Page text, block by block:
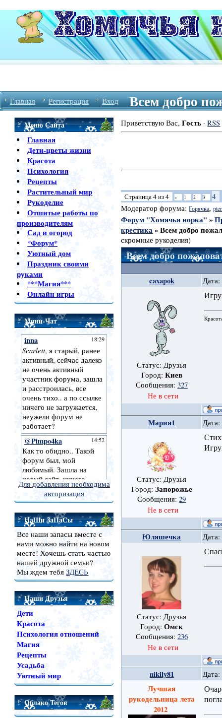
Главная Регистрация Вход Всем добро
Меню Сайта
Главная
Дети-цветы жизни
Красота
Психология
Рецепты
Растительный мир
Рукоделие
Отшитые работы по
производителям
Сад и огород
*Форум*
Уютный дом
Праздник своими
руками
***Магия***
Онлайн игры
Мини-Чат
Для добавления необходима
авторизация
НаШи ЗаПаСы
Все наши запасы вместе с
нами можно найти на новом
месте! Хочешь стать частью
нашей дружной семьи?
Мы ждем тебяЗДЕСЬ
Наши Друзья
Дети
Красота
Психология отношений
Магия
Рецепты
Усадьба
Уютный мир
Облако Тегов
Приветствую Вас,Гость ·RSS
Страница4из4 « 1 2 3 4
Модератор форума:Горячка,
Форум "Хомячья норка" »
крестика » Всем добро
скромные рукоделия)
Всем добро
caxapok
Статус: Друзья
Город: Киев
Сообщения: 327
Не в сети
Мария1
Статус: Друзья
Город: Запорожье
Сообщения:29
Не в сети
Юляшечка
Статус: Друзья
Город:Омск
Сообщения: 236
Не в сети
nikily81
Лучшая
рукодельница лета
2012